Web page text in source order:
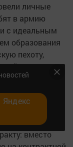
личные
в армию
с идеальным
образования
пехоту,
связи,
году 5
вместо